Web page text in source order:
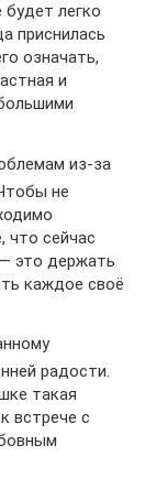
легко
приснилась
означать,
и
из-за
не
что сейчас
это держать
каждое своё
радости.
такая
встрече с